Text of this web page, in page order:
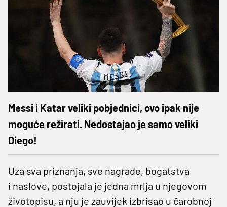
Messi i Katar veliki pobjednici, ovo ipak nije
moguće režirati. Nedostajao je samo veliki
Diego!
Uza sva priznanja, sve nagrade, bogatstva
i naslove, postojala je jedna mrlja u njegovom
životopisu, a nju je zauvijek izbrisao u čarobnoj